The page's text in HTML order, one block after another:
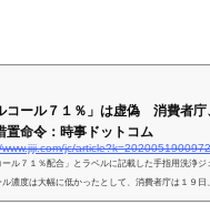
コール７１％」は虚偽 消費者庁
置命令：時事ドットコム
jc/
ール７１％配合」とラベルに記載した手指用洗浄
ル濃度は大幅に低かったとして、消費者庁は１９日
（東京都千代田区）に対し、景品表示法違反（優良